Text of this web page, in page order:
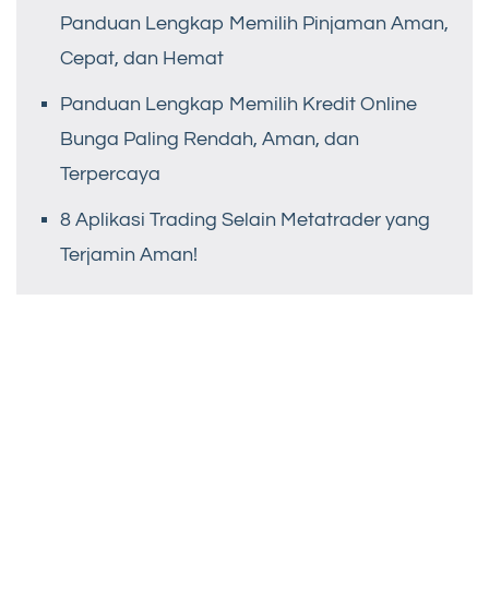
Panduan Lengkap Memilih Pinjaman Aman,
Cepat, dan Hemat
Panduan Lengkap Memilih Kredit Online
Bunga Paling Rendah, Aman, dan
Terpercaya
8 Aplikasi Trading Selain Metatrader yang
Terjamin Aman!